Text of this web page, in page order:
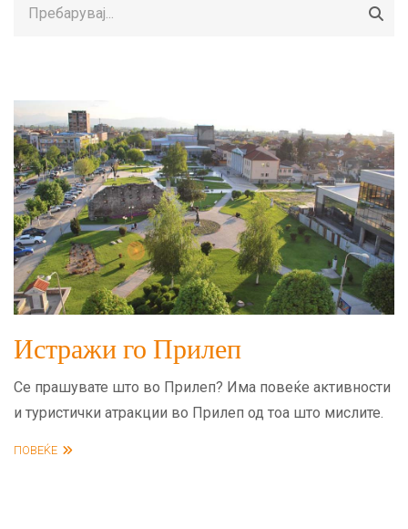
Истражи го Прилеп
Се прашувате што во Прилеп? Има повеќе активности
и туристички атракции во Прилеп од тоа што мислите.
ПОВЕЌЕ